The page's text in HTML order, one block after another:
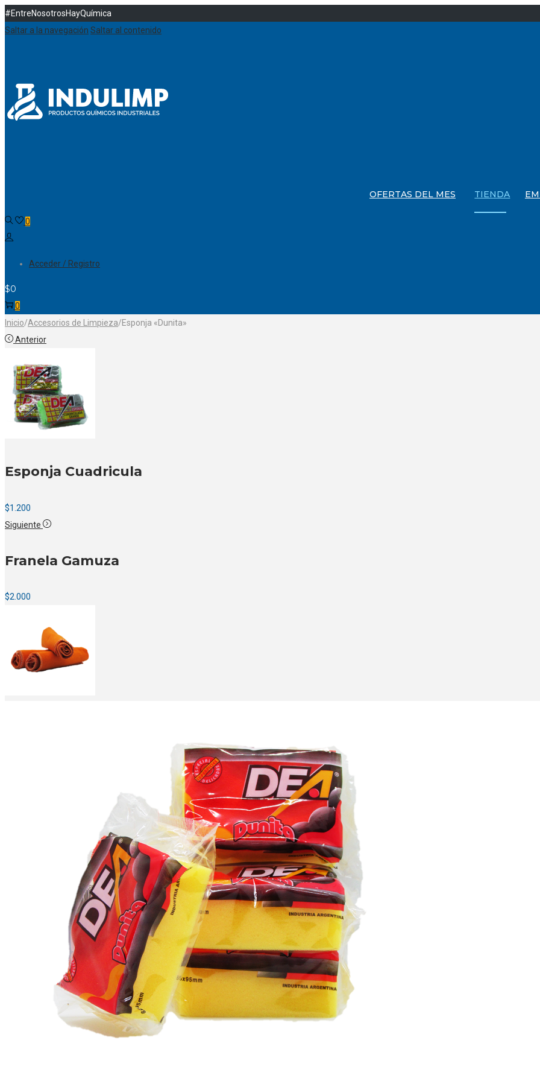
#EntreNosotrosHayQuímica
Saltar a la navegación Saltar al contenido
OFERTAS DEL MES TIENDA
0
Acceder / Registro
$0
0
Inicio/Accesorios de Limpieza/Esponja «Dunita»
Anterior
Esponja Cuadricula
$1.200
Siguiente
Franela Gamuza
$2.000